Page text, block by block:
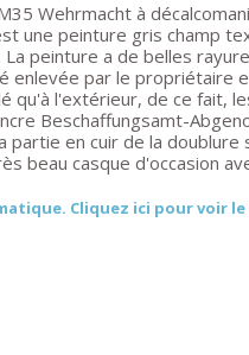
Wehrmacht à
une peinture gris champ
peinture a de belles
enlevée par le propriétaire
qu'à l'extérieur, de ce fait,
Beschaffungsamt-
partie en cuir de la
beau casque d'occasion
Cliquez ici pour voir